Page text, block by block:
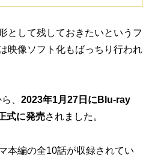
として残しておきたいというフ
映像ソフト化もばっちり行われ
、 2023年1月27日にBlu-ray
式に発売されました。
本編の全10話が収録されてい